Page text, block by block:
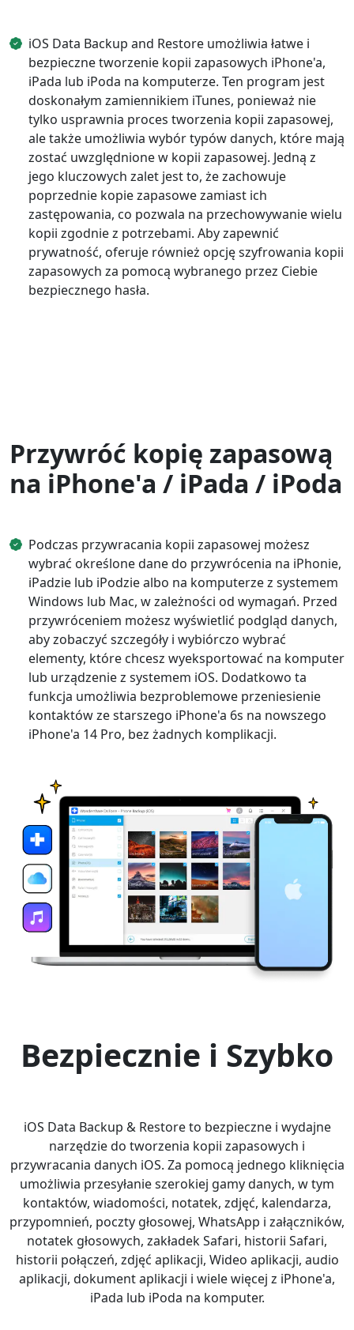
iOS Data Backup and Restore umożliwia łatwe i
bezpieczne tworzenie kopii zapasowych iPhone'a,
iPada lub iPoda na komputerze. Ten program jest
doskonałym zamiennikiem iTunes, ponieważ nie
tylko usprawnia proces tworzenia kopii zapasowej,
ale także umożliwia wybór typów danych, które mają
zostać uwzględnione w kopii zapasowej. Jedną z
jego kluczowych zalet jest to, że zachowuje
poprzednie kopie zapasowe zamiast ich
zastępowania, co pozwala na przechowywanie wielu
kopii zgodnie z potrzebami. Aby zapewnić
prywatność, oferuje również opcję szyfrowania kopii
zapasowych za pomocą wybranego przez Ciebie
bezpiecznego hasła.
Przywróć kopię zapasową
na iPhone'a / iPada / iPoda
Podczas przywracania kopii zapasowej możesz
wybrać określone dane do przywrócenia na iPhonie,
iPadzie lub iPodzie albo na komputerze z systemem
Windows lub Mac, w zależności od wymagań. Przed
przywróceniem możesz wyświetlić podgląd danych,
aby zobaczyć szczegóły i wybiórczo wybrać
elementy, które chcesz wyeksportować na komputer
lub urządzenie z systemem iOS. Dodatkowo ta
funkcja umożliwia bezproblemowe przeniesienie
kontaktów ze starszego iPhone'a 6s na nowszego
iPhone'a 14 Pro, bez żadnych komplikacji.
Bezpiecznie i Szybko
iOS Data Backup & Restore to bezpieczne i wydajne
narzędzie do tworzenia kopii zapasowych i
przywracania danych iOS. Za pomocą jednego kliknięcia
umożliwia przesyłanie szerokiej gamy danych, w tym
kontaktów, wiadomości, notatek, zdjęć, kalendarza,
przypomnień, poczty głosowej, WhatsApp i załączników,
notatek głosowych, zakładek Safari, historii Safari,
historii połączeń, zdjęć aplikacji, Wideo aplikacji, audio
aplikacji, dokument aplikacji i wiele więcej z iPhone'a,
iPada lub iPoda na komputer.